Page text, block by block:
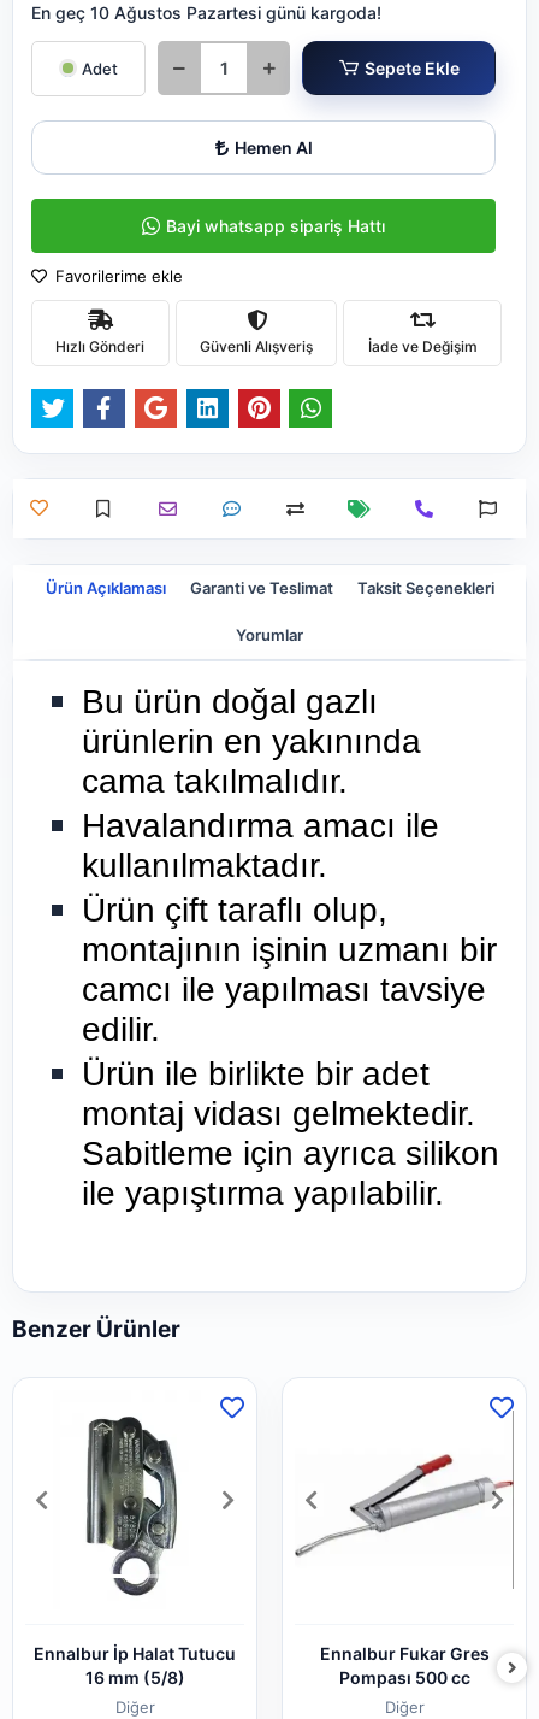
En geç 10 Ağustos Pazartesi günü kargoda!
Adet Sepete Ekle
Hemen Al
Bayi whatsapp sipariş Hattı
Favorilerime ekle
Hızlı Gönderi Güvenli Alışveriş İade ve Değişim
Ürün Açıklaması Garanti ve Teslimat Taksit Seçenekleri
Yorumlar
Bu ürün doğal gazlı
ürünlerin en yakınında
cama takılmalıdır.
Havalandırma amacı ile
kullanılmaktadır.
Ürün çift taraflı olup,
montajının işinin uzmanı bir
camcı ile yapılması tavsiye
edilir.
Ürün ile birlikte bir adet
montaj vidası gelmektedir.
Sabitleme için ayrıca silikon
ile yapıştırma yapılabilir.
Benzer Ürünler
Ennalbur İp Halat Tutucu
16 mm (5/8)
Diğer
Ennalbur Fukar Gres
Pompası 500 cc
Diğer